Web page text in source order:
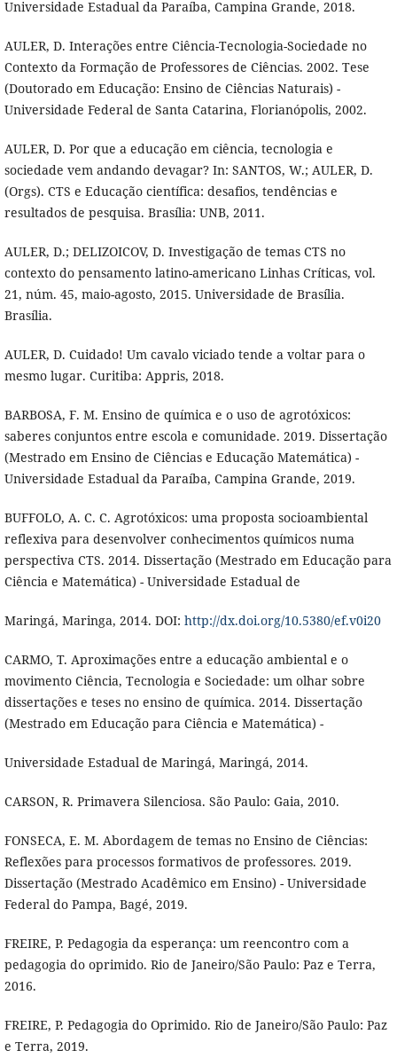
Universidade Estadual da Paraíba, Campina Grande, 2018.
AULER, D. Interações entre Ciência-Tecnologia-Sociedade no
Contexto da Formação de Professores de Ciências. 2002. Tese
(Doutorado em Educação: Ensino de Ciências Naturais) -
Universidade Federal de Santa Catarina, Florianópolis, 2002.
AULER, D. Por que a educação em ciência, tecnologia e
sociedade vem andando devagar? In: SANTOS, W.; AULER, D.
(Orgs). CTS e Educação científica: desafios, tendências e
resultados de pesquisa. Brasília: UNB, 2011.
AULER, D.; DELIZOICOV, D. Investigação de temas CTS no
contexto do pensamento latino-americano Linhas Críticas, vol.
21, núm. 45, maio-agosto, 2015. Universidade de Brasília.
Brasília.
AULER, D. Cuidado! Um cavalo viciado tende a voltar para o
mesmo lugar. Curitiba: Appris, 2018.
BARBOSA, F. M. Ensino de química e o uso de agrotóxicos:
saberes conjuntos entre escola e comunidade. 2019. Dissertação
(Mestrado em Ensino de Ciências e Educação Matemática) -
Universidade Estadual da Paraíba, Campina Grande, 2019.
BUFFOLO, A. C. C. Agrotóxicos: uma proposta socioambiental
reflexiva para desenvolver conhecimentos químicos numa
perspectiva CTS. 2014. Dissertação (Mestrado em Educação para
Ciência e Matemática) - Universidade Estadual de
Maringá, Maringa, 2014. DOI: http://dx.doi.org/10.5380/ef.v0i20
CARMO, T. Aproximações entre a educação ambiental e o
movimento Ciência, Tecnologia e Sociedade: um olhar sobre
dissertações e teses no ensino de química. 2014. Dissertação
(Mestrado em Educação para Ciência e Matemática) -
Universidade Estadual de Maringá, Maringá, 2014.
CARSON, R. Primavera Silenciosa. São Paulo: Gaia, 2010.
FONSECA, E. M. Abordagem de temas no Ensino de Ciências:
Reflexões para processos formativos de professores. 2019.
Dissertação (Mestrado Acadêmico em Ensino) - Universidade
Federal do Pampa, Bagé, 2019.
FREIRE, P. Pedagogia da esperança: um reencontro com a
pedagogia do oprimido. Rio de Janeiro/São Paulo: Paz e Terra,
2016.
FREIRE, P. Pedagogia do Oprimido. Rio de Janeiro/São Paulo: Paz
e Terra, 2019.